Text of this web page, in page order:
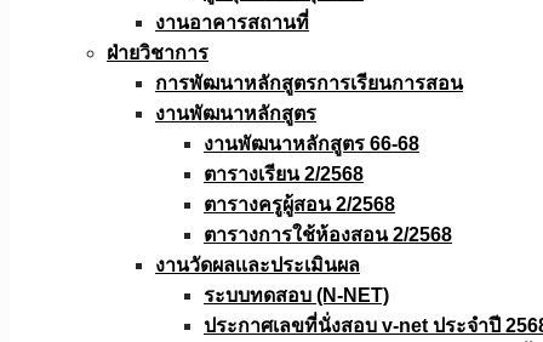
งานอาคารสถานที่
ฝ่ายวิชาการ
การพัฒนาหลักสูตรการเรียนการสอน
งานพัฒนาหลักสูตร
งานพัฒนาหลักสูตร 66-68
ตารางเรียน 2/2568
ตารางครูผู้สอน 2/2568
ตารางการใช้ห้องสอน 2/2568
งานวัดผลเเละประเมินผล
ระบบทดสอบ (N-NET)
ประกาศเลขที่นั่งสอบ v-net ประจำปี